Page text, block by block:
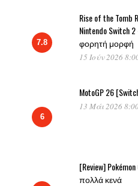
7.8
Rise of the Tomb
Nintendo Switch
φορητή μορφή
15 Ιούν 2026
6
MotoGP 26
13 Μάι 2026
[Review]
πολλά κενά